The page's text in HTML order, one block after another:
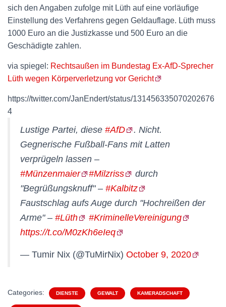
sich den Angaben zufolge mit Lüth auf eine vorläufige
Einstellung des Verfahrens gegen Geldauflage. Lüth muss
1000 Euro an die Justizkasse und 500 Euro an die
Geschädigte zahlen.
via spiegel: Rechtsaußen im Bundestag Ex-AfD-Sprecher
Lüth wegen Körperverletzung vor Gericht
https://twitter.com/JanEndert/status/131456335070202676
4
Lustige Partei, diese #AfD
. Nicht.
Gegnerische Fußball-Fans mit Latten
verprügeln lassen –
#Münzenmaier
#Milzriss
durch
"Begrüßungsknuff" – #Kalbitz
Faustschlag aufs Auge durch "Hochreißen der
Arme" – #Lüth
#KriminelleVereinigung
https://t.co/M0zKh6eIeq
— Tumir Nix (@TuMirNix) October 9, 2020
Categories: DIENSTE GEWALT KAMERADSCHAFT